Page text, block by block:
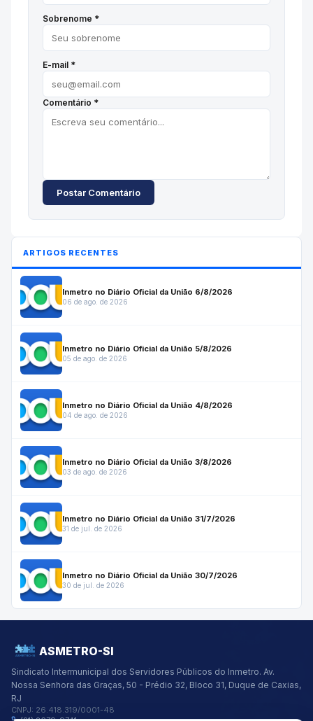
Sobrenome *
E-mail *
Comentário *
Postar Comentário
ARTIGOS RECENTES
Inmetro no Diário Oficial da União 6/8/2026
06 de ago. de 2026
Inmetro no Diário Oficial da União 5/8/2026
05 de ago. de 2026
Inmetro no Diário Oficial da União 4/8/2026
04 de ago. de 2026
Inmetro no Diário Oficial da União 3/8/2026
03 de ago. de 2026
Inmetro no Diário Oficial da União 31/7/2026
31 de jul. de 2026
Inmetro no Diário Oficial da União 30/7/2026
30 de jul. de 2026
ASMETRO-SI
Sindicato Intermunicipal dos Servidores Públicos do Inmetro. Av.
Nossa Senhora das Graças, 50 - Prédio 32, Bloco 31, Duque de Caxias,
RJ
CNPJ: 26.418.319/0001-48